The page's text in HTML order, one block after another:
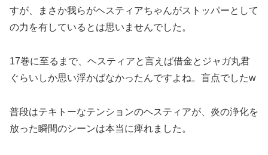
すが、まさか我らがヘスティアちゃんがストッパーとして
の力を有しているとは思いませんでした。
17巻に至るまで、ヘスティアと言えば借金とジャガ丸君
ぐらいしか思い浮かばなかったんですよね。盲点でしたw
普段はテキトーなテンションのヘスティアが、炎の浄化を
放った瞬間のシーンは本当に痺れました。